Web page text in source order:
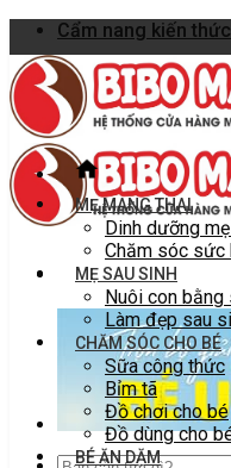
Skip
to
content
Cẩm nang kiến
MẸ MANG THAI
Dinh dưỡng
Chăm sóc sức
MẸ SAU SINH
Nuôi con bằng
Làm đẹp sau
CHĂM SÓC CHO BÉ
Sữa công thức
Bỉm tã
Đồ chơi cho bé
Đồ dùng cho
BÉ ĂN DẶM